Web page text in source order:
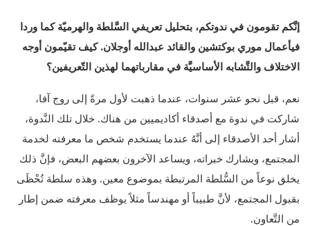
إنَّكم تقومون في ندوتكم، بتحليل تعريفي السَّلطة والهرميّة كما وردا
فيأعمال موري بوكتشين والقائد عبدالله أوجلان. كيف تقيّمون أوجه
الاختلاف والتَّشابه الأساسيَّة في مقارباتهما لهذين التّعريفين؟
نعم، قبل نحو عشر سنوات، عندما ذهبت لأول مرةً إلى روج آفا،
شاركت في ندوة مع أصدقاء أكاديميين من هناك. خلال تلك النَّدوة،
أشار أحد الأصدقاء إلى أنَّهُ عندما يستخدم شخص ما معرفته لخدمة
المجتمع، ويشارك خبراته، ويساعد الآخرون بعضهم البعض، فإنَّ ذلك
يخلق نوعاً من السُّلطة المرتبطة بموضوع معين. وهذه سلطة تُحْظَى
بقبول المجتمع، لأنَّ طبيباً أو مهندساً مثلاً يوظف معرفته ضمن إطار
من التَّعاون.